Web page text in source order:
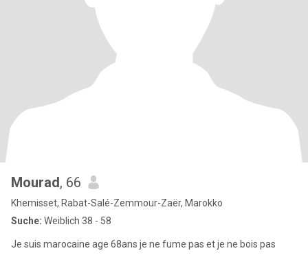
Mourad, 66
Khemisset, Rabat-Salé-Zemmour-Zaër, Marokko
Suche: Weiblich 38 - 58
Je suis marocaine age 68ans je ne fume pas et je ne bois pas